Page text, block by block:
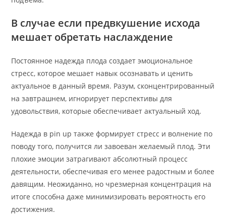
В случае если предвкушение исхода
мешает обретать наслаждение
Постоянное надежда плода создает эмоциональное
стресс, которое мешает навык осознавать и ценить
актуальное в данный время. Разум, сконцентрированный
на завтрашнем, игнорирует перспективы для
удовольствия, которые обеспечивает актуальный ход.
Надежда в pin up также формирует стресс и волнение по
поводу того, получится ли завоеван желаемый плод. Эти
плохие эмоции затрагивают абсолютный процесс
деятельности, обеспечивая его менее радостным и более
давящим. Неожиданно, но чрезмерная концентрация на
итоге способна даже минимизировать вероятность его
достижения.